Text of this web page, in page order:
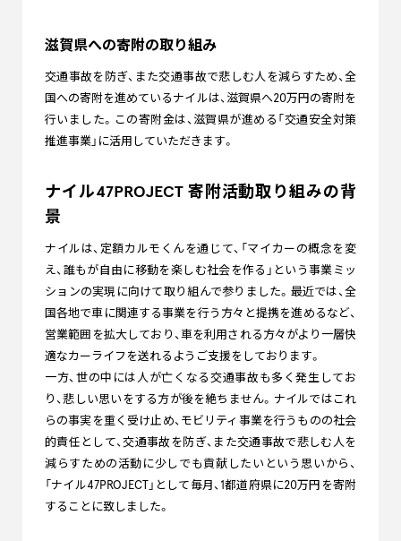
滋賀県への寄附の取り組み
交通事故を防ぎ、また交通事故で悲しむ人を減らすため、全
国への寄附を進めているナイルは、滋賀県へ20万円の寄附を
行いました。この寄附金は、滋賀県が進める「交通安全対策
推進事業」に活用していただきます。
ナイル47PROJECT 寄附活動取り組みの背
景
ナイルは、定額カルモくんを通じて、「マイカーの概念を変
え、誰もが自由に移動を楽しむ社会を作る」という事業ミッ
ションの実現に向けて取り組んで参りました。最近では、全
国各地で車に関連する事業を行う方々と提携を進めるなど、
営業範囲を拡大しており、車を利用される方々がより一層快
適なカーライフを送れるようご支援をしております。
一方、世の中には人が亡くなる交通事故も多く発生してお
り、悲しい思いをする方が後を絶ちません。ナイルではこれ
らの事実を重く受け止め、モビリティ事業を行うものの社会
的責任として、交通事故を防ぎ、また交通事故で悲しむ人を
減らすための活動に少しでも貢献したいという思いから、
「ナイル47PROJECT」として毎月、1都道府県に20万円を寄附
することに致しました。